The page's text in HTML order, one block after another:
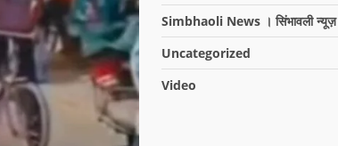
Simbhaoli News । सिंभावली न्यूज़
Uncategorized
Video